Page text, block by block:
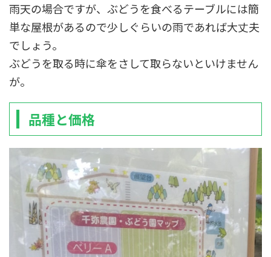
雨天の場合ですが、ぶどうを食べるテーブルには簡
単な屋根があるので少しぐらいの雨であれば大丈夫
でしょう。
ぶどうを取る時に傘をさして取らないといけません
が。
品種と価格